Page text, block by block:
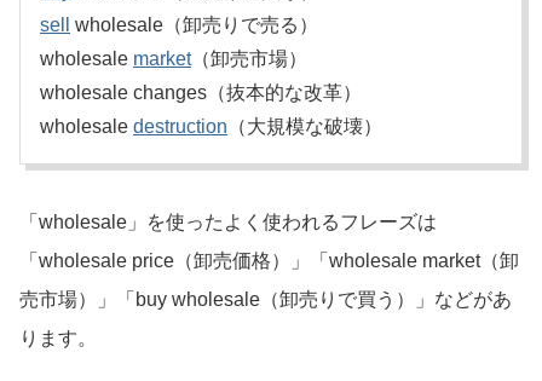
sell
wholesale（卸売りで売る）
wholesale market（卸売市場）
wholesale changes（抜本的な改革）
wholesale destruction （大規模な破壊）
「wholesale」を使ったよく使われるフレーズは
「wholesale price（卸売価格）」「wholesale market（卸
売市場）」「buy wholesale（卸売りで買う）」などがあ
ります。